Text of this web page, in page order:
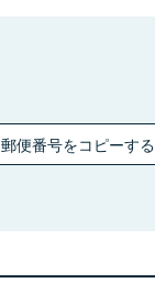
郵便番号をコピーする